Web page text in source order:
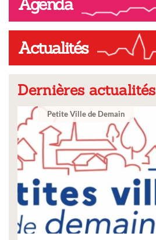
Agenda
Actualités
Dernières actualités